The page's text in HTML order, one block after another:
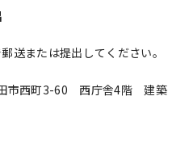
送または提出してください。
市西町3-60 西庁舎4階 建築